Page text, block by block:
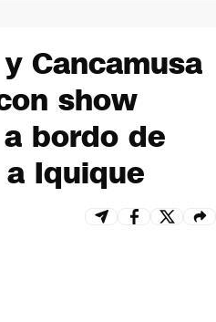
Cancamusa
show
bordo de
Iquique